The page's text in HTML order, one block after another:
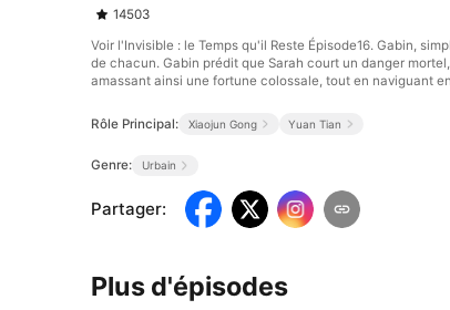
14503
Voir l'Invisible : le Temps qu'il Reste Épisode16. Gabin,
de chacun. Gabin prédit que Sarah court un danger
amassant ainsi une fortune colossale, tout en naviguant
Rôle Principal: Xiaojun Gong Yuan Tian
Genre: Urbain
Partager:
Plus d'épisodes